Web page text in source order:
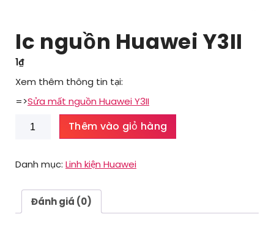
Ic nguồn Huawei Y3II
1₫
Xem thêm thông tin tại:
=>Sửa mất nguồn Huawei Y3II
nguồn
Y3II
lượng
Thêm vào giỏ hàng
Danh mục: Linh kiện Huawei
Đánh giá (0)